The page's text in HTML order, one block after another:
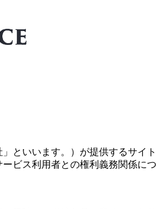
といいます。）が提供するサイ
ビス利用者との権利義務関係に